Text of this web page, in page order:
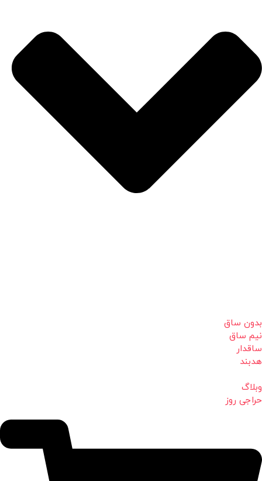
بدون ساق
نیم ساق
ساقدار
هدبند
وبلاگ
حراجی روز